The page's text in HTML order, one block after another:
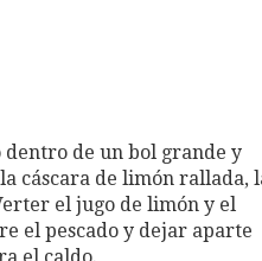
dentro de un bol grande y
cáscara de limón rallada,
el jugo de limón y el
el pescado y dejar aparte